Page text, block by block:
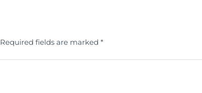
Required fields are marked*